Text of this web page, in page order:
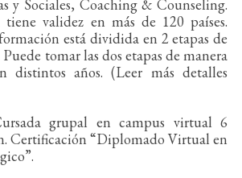
y Sociales, Coaching & Counseling.
tiene validez en más de 120 países.
está dividida en 2 etapas de
Puede tomar las dos etapas de manera
distintos años. (Leer más detalles
grupal en campus virtual 6
Certificación “Diplomado Virtual en